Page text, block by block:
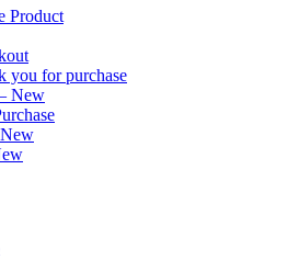
Product
you for purchase
New